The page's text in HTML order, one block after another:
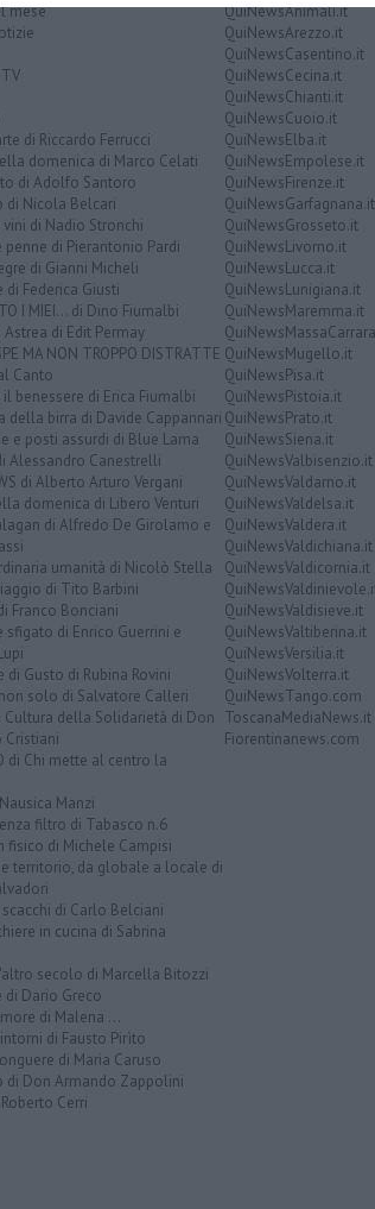
mese
di Riccardo Ferrucci
domenica di Marco Celati
di Adolfo Santoro
di Nicola Belcari
di Nadio Stronchi
penne di Pierantonio Pardi
di Gianni Micheli
di Federica Giusti
I MIEI... di Dino Fiumalbi
di Edit Permay
MA NON TROPPO DISTRATTE
Canto
benessere di Erica Fiumalbi
della birra di Davide Cappannari
e posti assurdi di Blue Lama
Alessandro Canestrelli
di Alberto Arturo Vergani
domenica di Libero Venturi
di Alfredo De Girolamo e
umanità di Nicolò Stella
di Tito Barbini
Franco Bonciani
sfigato di Enrico Guerrini e
di Gusto di Rubina Rovini
solo di Salvatore Calleri
Cultura della Solidarietà di Don
Cristiani
di Chi mette al centro la
Manzi
filtro di Tabasco n.6
fisico di Michele Campisi
territorio, da globale a locale di
di Carlo Belciani
in cucina di Sabrina
secolo di Marcella Bitozzi
di Dario Greco
di Malena ...
di Fausto Pirìto
di Maria Caruso
di Don Armando Zappolini
Cerri
QuiNewsAnimali.it
QuiNewsArezzo.it
QuiNewsCasentino.it
QuiNewsCecina.it
QuiNewsChianti.it
QuiNewsCuoio.it
QuiNewsElba.it
QuiNewsEmpolese.it
QuiNewsFirenze.it
QuiNewsGarfagnana.it
QuiNewsGrosseto.it
QuiNewsLivorno.it
QuiNewsLucca.it
QuiNewsLunigiana.it
QuiNewsMaremma.it
QuiNewsMugello.it
QuiNewsPisa.it
QuiNewsPistoia.it
QuiNewsPrato.it
QuiNewsSiena.it
QuiNewsValbisenzio.it
QuiNewsValdarno.it
QuiNewsValdelsa.it
QuiNewsValdera.it
QuiNewsValdichiana.it
QuiNewsValdicornia.it
QuiNewsValdisieve.it
QuiNewsValtiberina.it
QuiNewsVersilia.it
QuiNewsVolterra.it
QuiNewsTango.com
ToscanaMediaNews.it
Fiorentinanews.com